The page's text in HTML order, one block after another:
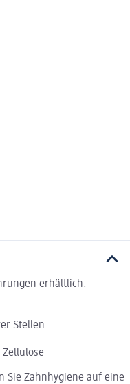
erhältlich.
Stellen
Zellulose
Sie Zahnhygiene auf eine